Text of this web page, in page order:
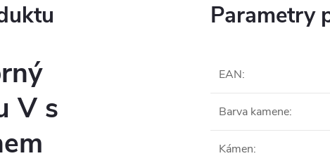
V s
Parametry
EAN:
Barva kamene:
Kámen: